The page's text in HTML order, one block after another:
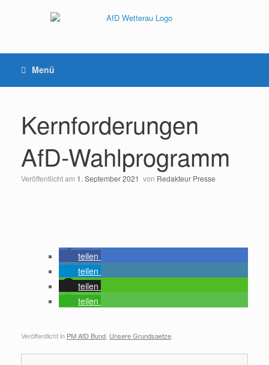
Menü
Kernforderungen
AfD-Wahlprogramm
Veröffentlicht am 1. September 2021 von Redakteur Presse
teilen
teilen
teilen
teilen
Veröffentlicht in PM AfD Bund Unsere Grundsaetze